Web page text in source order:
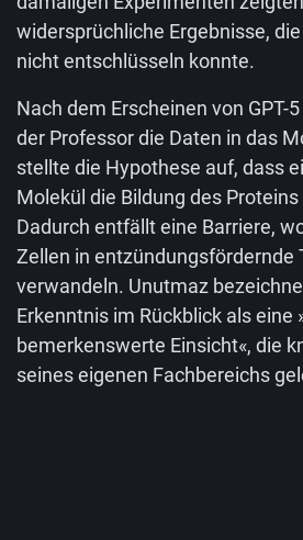
widersprüchliche Ergebnisse,
nicht entschlüsseln konnte.
Nach dem Erscheinen von GPT-
der Professor die Daten in das
stellte die Hypothese auf, dass
Molekül die Bildung des
Dadurch entfällt eine Barriere,
Zellen in entzündungsfördernde
verwandeln. Unutmaz
Erkenntnis im Rückblick als eine
bemerkenswerte Einsicht«, die
seines eigenen Fachbereichs